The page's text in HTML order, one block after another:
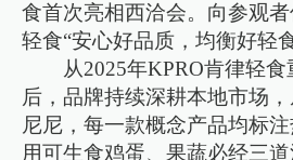
食首次亮相西洽会。向参观
轻食“安心好品质，均衡好轻
从2025年KPRO肯律轻
后，品牌持续深耕本地市场
尼尼，每一款概念产品均标
用可生食鸡蛋、果蔬必经三